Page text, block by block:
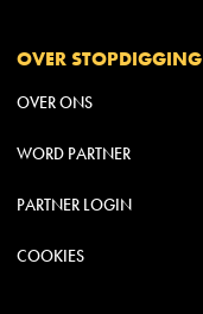
OVER STOPDIGGING
OVER ONS
WORD PARTNER
PARTNER LOGIN
COOKIES